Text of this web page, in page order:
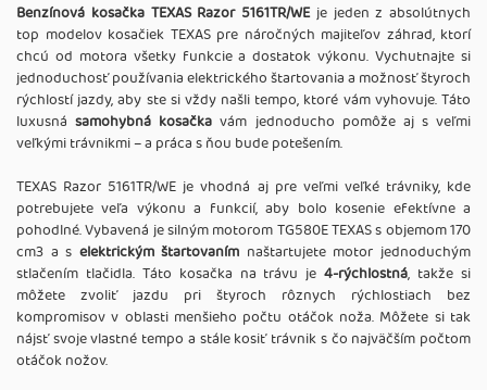
Benzínová kosačka TEXAS Razor 5161TR/WEje jeden z absolútnych
top modelov kosačiek TEXAS pre náročných majiteľov záhrad, ktorí
chcú od motora všetky funkcie a dostatok výkonu. Vychutnajte si
jednoduchosť používania elektrického štartovania a možnosť štyroch
rýchlostí jazdy, aby ste si vždy našli tempo, ktoré vám vyhovuje. Táto
luxusnásamohybná kosačka vám jednoducho pomôže aj s veľmi
veľkými trávnikmi – a práca s ňou bude potešením.
TEXAS Razor 5161TR/WE je vhodná aj pre veľmi veľké trávniky, kde
potrebujete veľa výkonu a funkcií, aby bolo kosenie efektívne a
pohodlné. Vybavená je silným motorom TG580E TEXAS s objemom 170
cm3 a s elektrickým štartovaním naštartujete motor jednoduchým
stlačením tlačidla. Táto kosačka na trávu je4-rýchlostná, takže si
môžete zvoliť jazdu pri štyroch rôznych rýchlostiach bez
kompromisov v oblasti menšieho počtu otáčok noža. Môžete si tak
nájsť svoje vlastné tempo a stále kosiť trávnik s čo najväčším počtom
otáčok nožov.